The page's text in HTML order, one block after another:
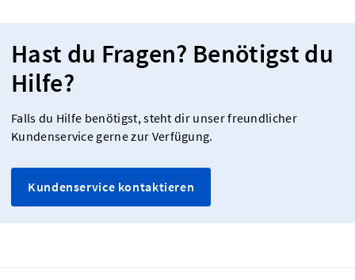
Hast du Fragen? Benötigst du
Hilfe?
Falls du Hilfe benötigst, steht dir unser freundlicher
Kundenservice gerne zur Verfügung.
Kundenservice kontaktieren